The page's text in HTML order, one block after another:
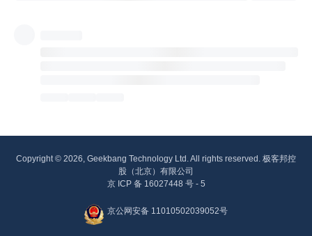
Copyright © 2026, Geekbang Technology Ltd. All rights reserved. 极客邦控
股（北京）有限公司
京 ICP 备 16027448 号 - 5
京公网安备 11010502039052号